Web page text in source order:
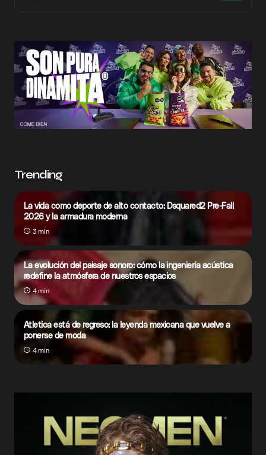
Trending
La vida como deporte de alto contacto: Dsquared2 Pre-Fall
2026 y la armadura moderna
3 min
La evolución del paisaje sonoro: cómo la ingeniería acústica
redefine la atmósfera de nuestros espacios
4 min
Atletica está de regreso: la leyenda mexicana que vuelve a
ponerse de moda
4 min